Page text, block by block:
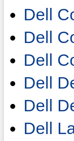
Dell
Dell
Dell
Dell
Dell
Dell